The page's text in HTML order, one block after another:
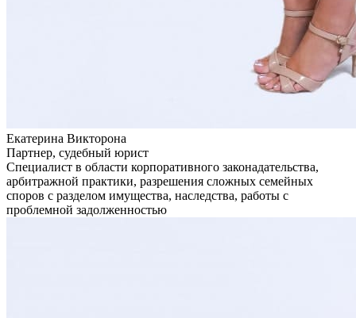
Екатерина Викторона
Партнер, судебный юрист
Специалист в области корпоративного законадательства,
арбитражной практики, разрешения сложных семейных
споров с разделом имущества, наследства, работы с
проблемной задолженностью